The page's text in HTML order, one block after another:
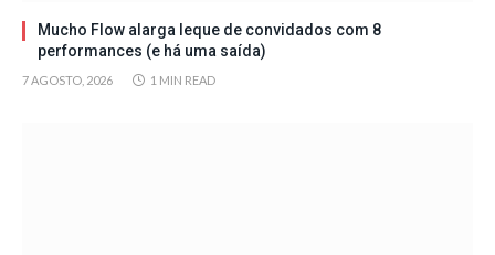
Mucho Flow alarga leque de convidados com 8
performances (e há uma saída)
7 AGOSTO, 2026 1 MIN READ